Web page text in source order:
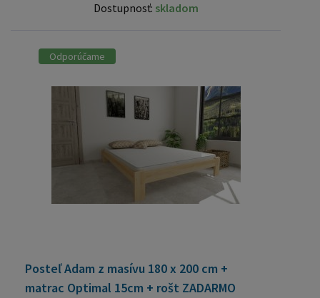
Dostupnosť: skladom
Odporúčame
Posteľ Adam z masívu 180 x 200 cm +
matrac Optimal 15cm + rošt ZADARMO